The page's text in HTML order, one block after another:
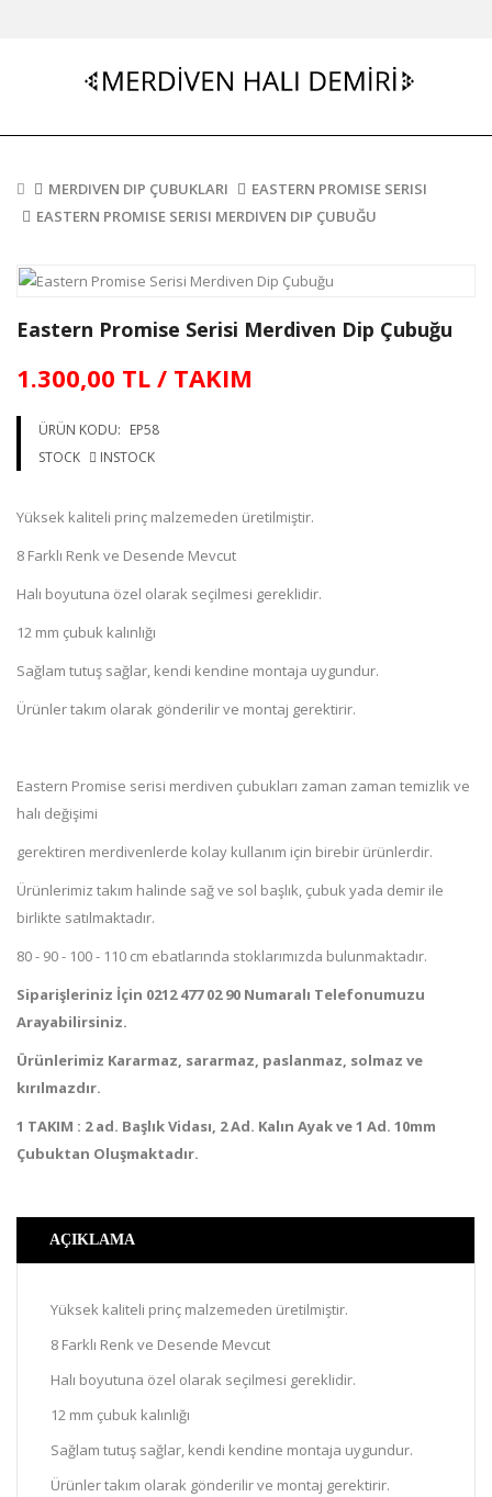
MERDIVEN DIP ÇUBUKLARI
EASTERN PROMISE SERISI
EASTERN PROMISE SERISI MERDIVEN DIP ÇUBUĞU
Eastern Promise Serisi Merdiven Dip Çubuğu
1.300,00 TL / TAKIM
ÜRÜN KODU: EP58
STOCK
INSTOCK
Yüksek kaliteli prinç malzemeden üretilmiştir.
8 Farklı Renk ve Desende Mevcut
Halı boyutuna özel olarak seçilmesi gereklidir.
12 mm çubuk kalınlığı
Sağlam tutuş sağlar, kendi kendine montaja uygundur.
Ürünler takım olarak gönderilir ve montaj gerektirir.
Eastern Promise serisi merdiven çubukları zaman zaman temizlik ve
halı değişimi
gerektiren merdivenlerde kolay kullanım için birebir ürünlerdir.
Ürünlerimiz takım halinde sağ ve sol başlık, çubuk yada demir ile
birlikte satılmaktadır.
80 - 90 - 100 - 110 cm ebatlarında stoklarımızda bulunmaktadır.
Siparişleriniz İçin 0212 477 02 90 Numaralı Telefonumuzu
Arayabilirsiniz.
Ürünlerimiz Kararmaz, sararmaz, paslanmaz, solmaz ve
kırılmazdır.
1 TAKIM : 2 ad. Başlık Vidası, 2 Ad. Kalın Ayak ve 1 Ad. 10mm
Çubuktan Oluşmaktadır.
AÇIKLAMA
Yüksek kaliteli prinç malzemeden üretilmiştir.
8 Farklı Renk ve Desende Mevcut
Halı boyutuna özel olarak seçilmesi gereklidir.
12 mm çubuk kalınlığı
Sağlam tutuş sağlar, kendi kendine montaja uygundur.
Ürünler takım olarak gönderilir ve montaj gerektirir.